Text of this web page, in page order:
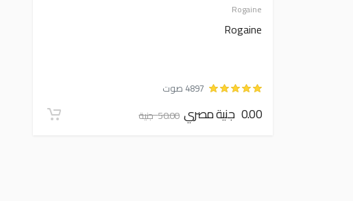
Rogaine
Rogaine
4897 صوت
0.00 جنية مصري 50.00 جنية